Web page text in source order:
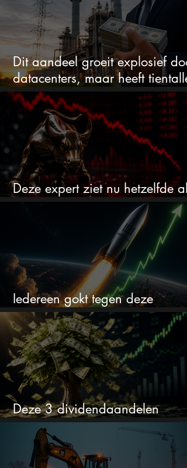
Dit aandeel groeit explosief
datacenters, maar heeft
miljarden nodig
Deze expert ziet nu hetzelfde als
voor de crash van 1987
Iedereen gokt tegen deze
aandelen. Ik zou er juist 2
Deze 3 dividendaandelen
kunnen binnenkort flink stijgen